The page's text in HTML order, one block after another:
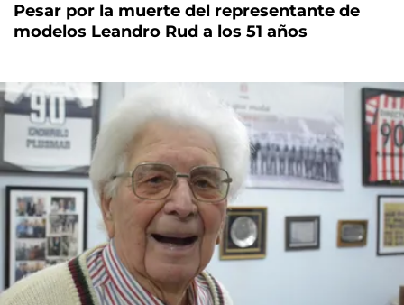
Pesar por la muerte del representante de
modelos Leandro Rud a los 51 años